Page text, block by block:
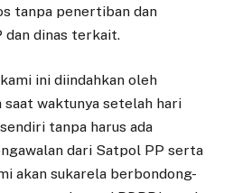
tanpa penertiban dan
dan dinas terkait.
ini diindahkan oleh
saat waktunya setelah hari
tanpa harus ada
dari Satpol PP serta
akan sukarela berbondong-